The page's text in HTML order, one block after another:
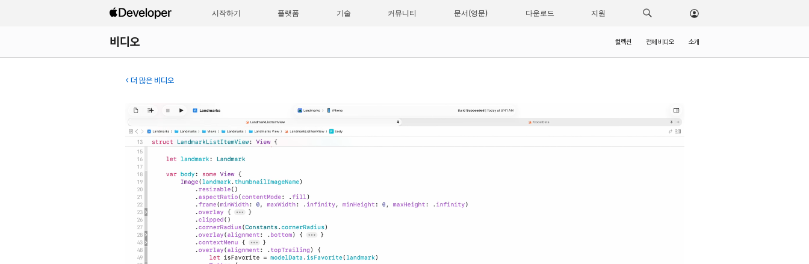
시작하기 플랫폼 기술 커뮤니티 문서 다운로드 지원
비디오 컬렉션 전체 비디오 소개
더 많은 비디오